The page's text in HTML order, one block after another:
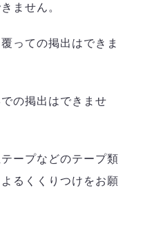
ません。
っての掲出はできま
の掲出はできませ
ープなどのテープ類
るくくりつけをお願